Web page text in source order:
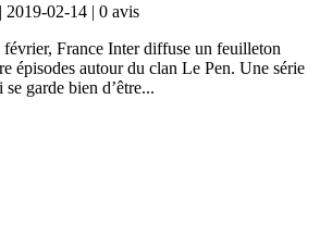
| 2019-02-14 | 0 avis
France Inter diffuse un feuilleton
épisodes autour du clan Le Pen. Une série
garde bien d’être...